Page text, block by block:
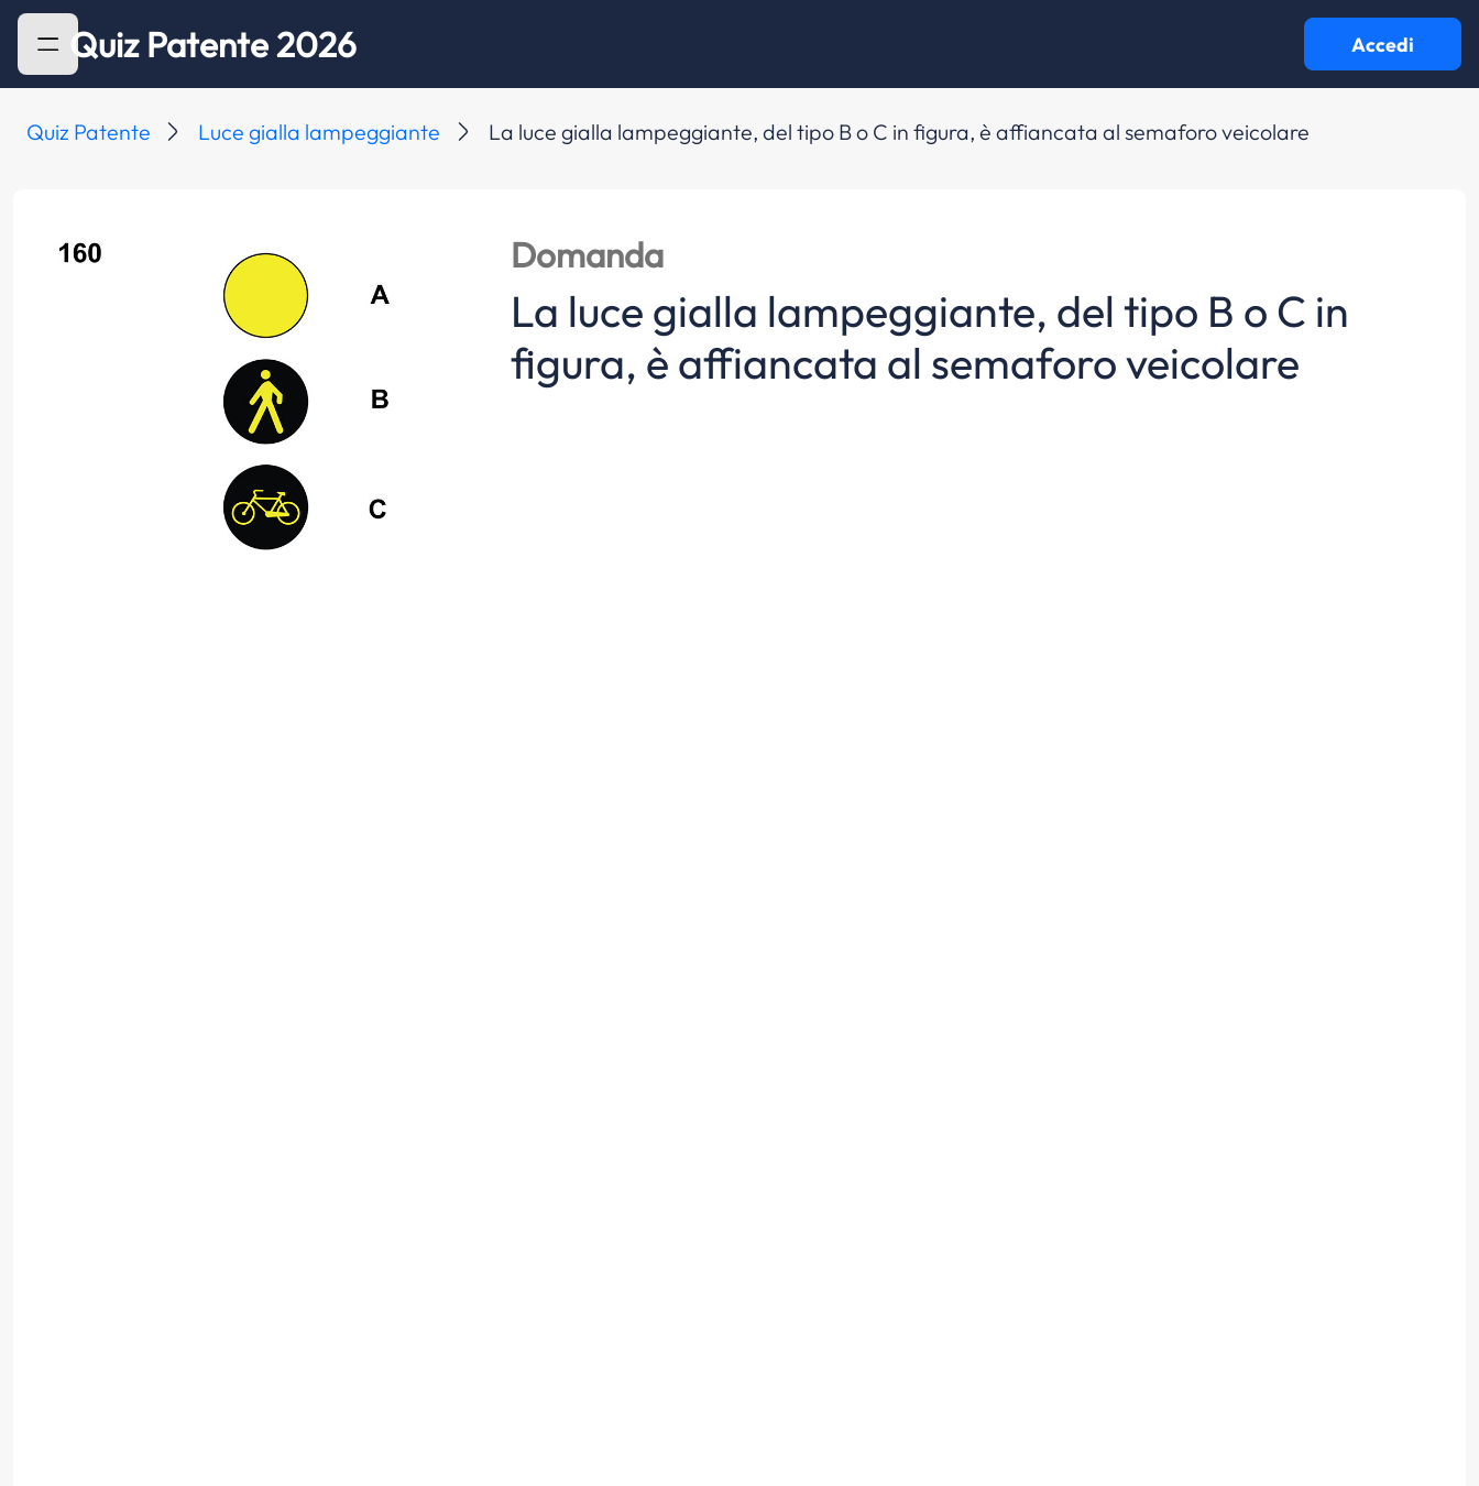
Quiz Patente 2026 Accedi
Quiz Patente Luce gialla lampeggiante La luce gialla lampeggiante, del tipo B o C in figura, è affiancata al semaforo veicolare
Domanda
La luce gialla lampeggiante, del tipo B o C in
figura, è affiancata al semaforo veicolare